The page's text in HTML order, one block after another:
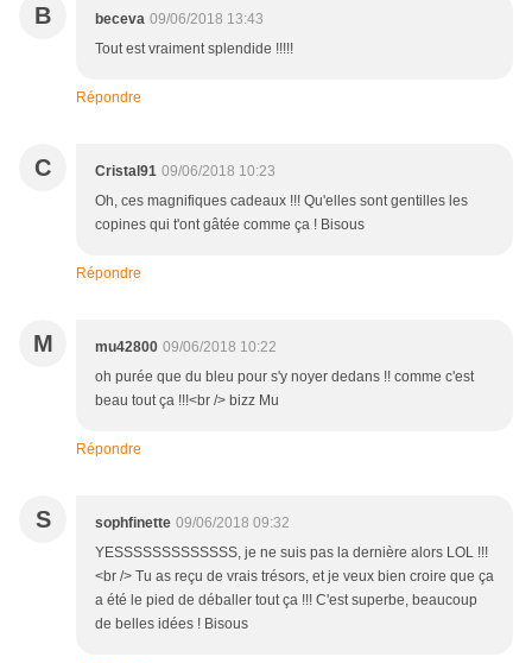
B beceva 09/06/2018 13:43
Tout est vraiment splendide !!!!!
Répondre
C Cristal91 09/06/2018 10:23
Oh, ces magnifiques cadeaux !!! Qu'elles sont gentilles les
copines qui t'ont gâtée comme ça ! Bisous
Répondre
M mu42800 09/06/2018 10:22
oh purée que du bleu pour s'y noyer dedans !! comme c'est
beau tout ça !!!<br /> bizz Mu
Répondre
S sophfinette 09/06/2018 09:32
YESSSSSSSSSSSSS, je ne suis pas la dernière alors LOL !!!
<br /> Tu as reçu de vrais trésors, et je veux bien croire que ça
a été le pied de déballer tout ça !!! C'est superbe, beaucoup
de belles idées ! Bisous